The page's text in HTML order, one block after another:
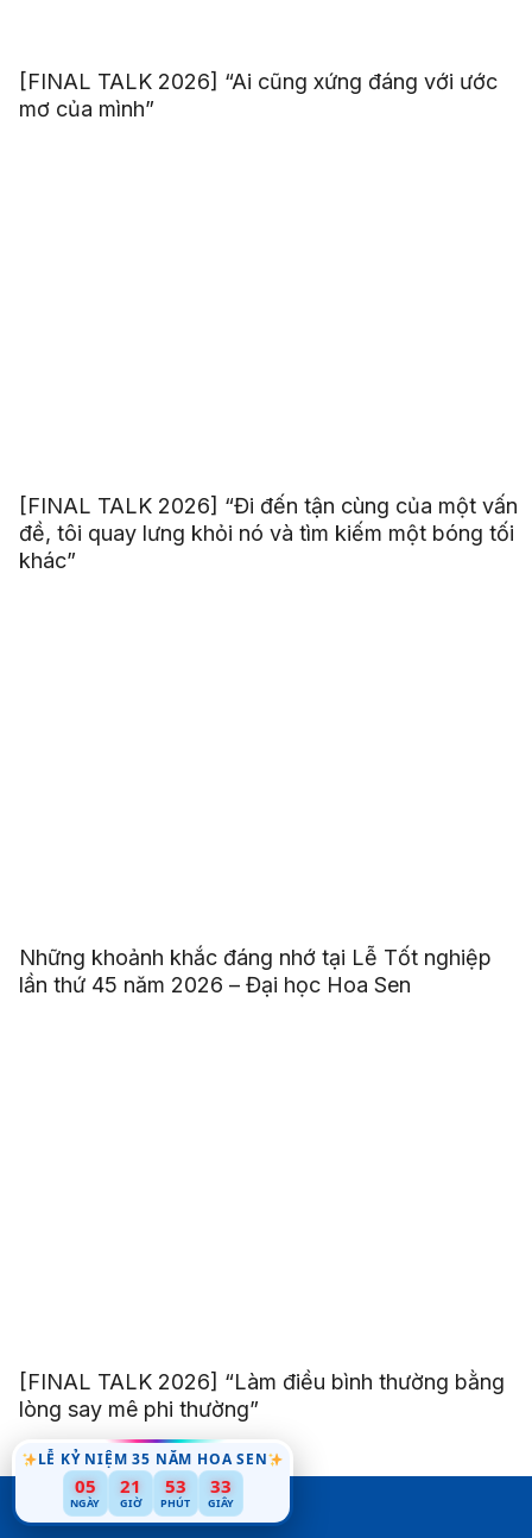
LỄ KỶ NIỆM 35 NĂM HOA SEN
05
NGÀY
21
GIỜ
53
PHÚT
30
GIÂY
[FINAL TALK 2026] “Ai cũng xứng đáng với ước
mơ của mình”
[FINAL TALK 2026] “Đi đến tận cùng của một vấn
đề, tôi quay lưng khỏi nó và tìm kiếm một bóng tối
khác”
Những khoảnh khắc đáng nhớ tại Lễ Tốt nghiệp
lần thứ 45 năm 2026 – Đại học Hoa Sen
[FINAL TALK 2026] “Làm điều bình thường bằng
lòng say mê phi thường”